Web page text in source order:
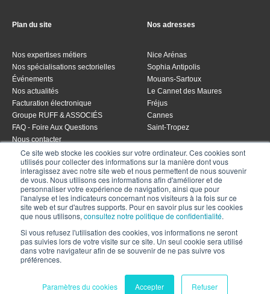
Ce site web stocke les cookies sur votre ordinateur. Ces cookies sont
utilisés pour collecter des informations sur la manière dont vous
interagissez avec notre site web et nous permettent de nous souvenir
de vous. Nous utilisons ces informations afin d'améliorer et de
personnaliser votre expérience de navigation, ainsi que pour
l'analyse et les indicateurs concernant nos visiteurs à la fois sur ce
site web et sur d'autres supports. Pour en savoir plus sur les cookies
que nous utilisons, consultez notre politique de confidentialité.
Si vous refusez l'utilisation des cookies, vos informations ne seront
pas suivies lors de votre visite sur ce site. Un seul cookie sera utilisé
dans votre navigateur afin de se souvenir de ne pas suivre vos
préférences.
Paramètres du cookies Accepter Refuser
Plan du site
Nos expertises métiers
Nos spécialisations sectorielles
Événements
Nos actualités
Facturation électronique
Groupe RUFF & ASSOCIÉS
FAQ - Foire Aux Questions
Nous contacter
Nos adresses
Nice Arénas
Sophia Antipolis
Mouans-Sartoux
Le Cannet des Maures
Fréjus
Cannes
Saint-Tropez
Vos accès clients
Espace RH
Mon expert en gestion
Espace Candidat
© Copyright 2000-2020 Ruff & Associes. Tous droits réservés |Mentions
légales|Politique de confidentialité